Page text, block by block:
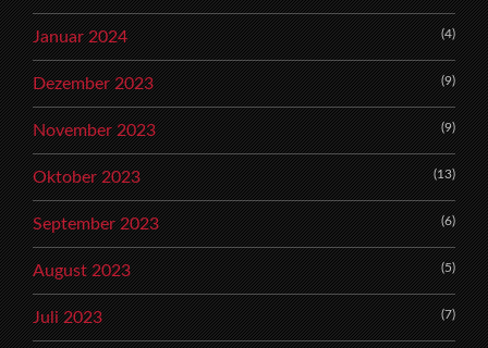
Januar 2024 (4)
Dezember 2023 (9)
November 2023 (9)
Oktober 2023 (13)
September 2023 (6)
August 2023 (5)
Juli 2023 (7)